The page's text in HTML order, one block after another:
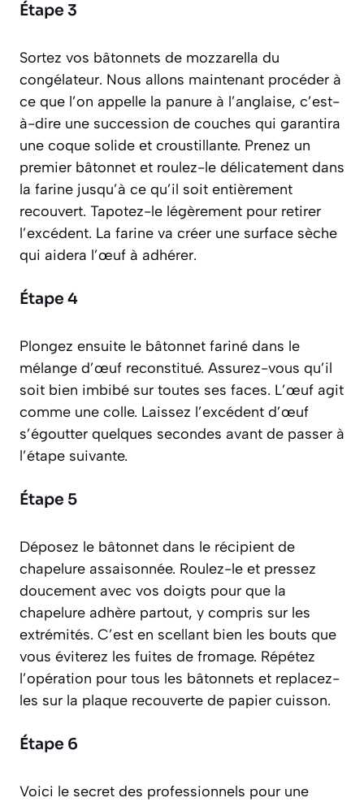
Étape 3
Sortez vos bâtonnets de mozzarella du
congélateur. Nous allons maintenant procéder à
ce que l’on appelle la panure à l’anglaise, c’est-
à-dire une succession de couches qui garantira
une coque solide et croustillante. Prenez un
premier bâtonnet et roulez-le délicatement dans
la farine jusqu’à ce qu’il soit entièrement
recouvert. Tapotez-le légèrement pour retirer
l’excédent. La farine va créer une surface sèche
qui aidera l’œuf à adhérer.
Étape 4
Plongez ensuite le bâtonnet fariné dans le
mélange d’œuf reconstitué. Assurez-vous qu’il
soit bien imbibé sur toutes ses faces. L’œuf agit
comme une colle. Laissez l’excédent d’œuf
s’égoutter quelques secondes avant de passer à
l’étape suivante.
Étape 5
Déposez le bâtonnet dans le récipient de
chapelure assaisonnée. Roulez-le et pressez
doucement avec vos doigts pour que la
chapelure adhère partout, y compris sur les
extrémités. C’est en scellant bien les bouts que
vous éviterez les fuites de fromage. Répétez
l’opération pour tous les bâtonnets et replacez-
les sur la plaque recouverte de papier cuisson.
Étape 6
Voici le secret des professionnels pour une